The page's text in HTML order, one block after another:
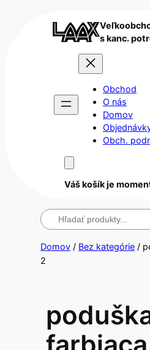
s kanc.
Obchod
O nás
Domov
Obch.
Váš košík je
Hľadanie
Domov / Bez kategórie /
2